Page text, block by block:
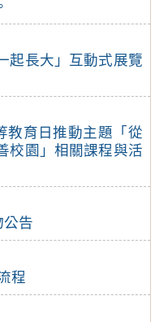
起長大」互動式展覽
教育日推動主題「從
校園」相關課程與活
公告
程